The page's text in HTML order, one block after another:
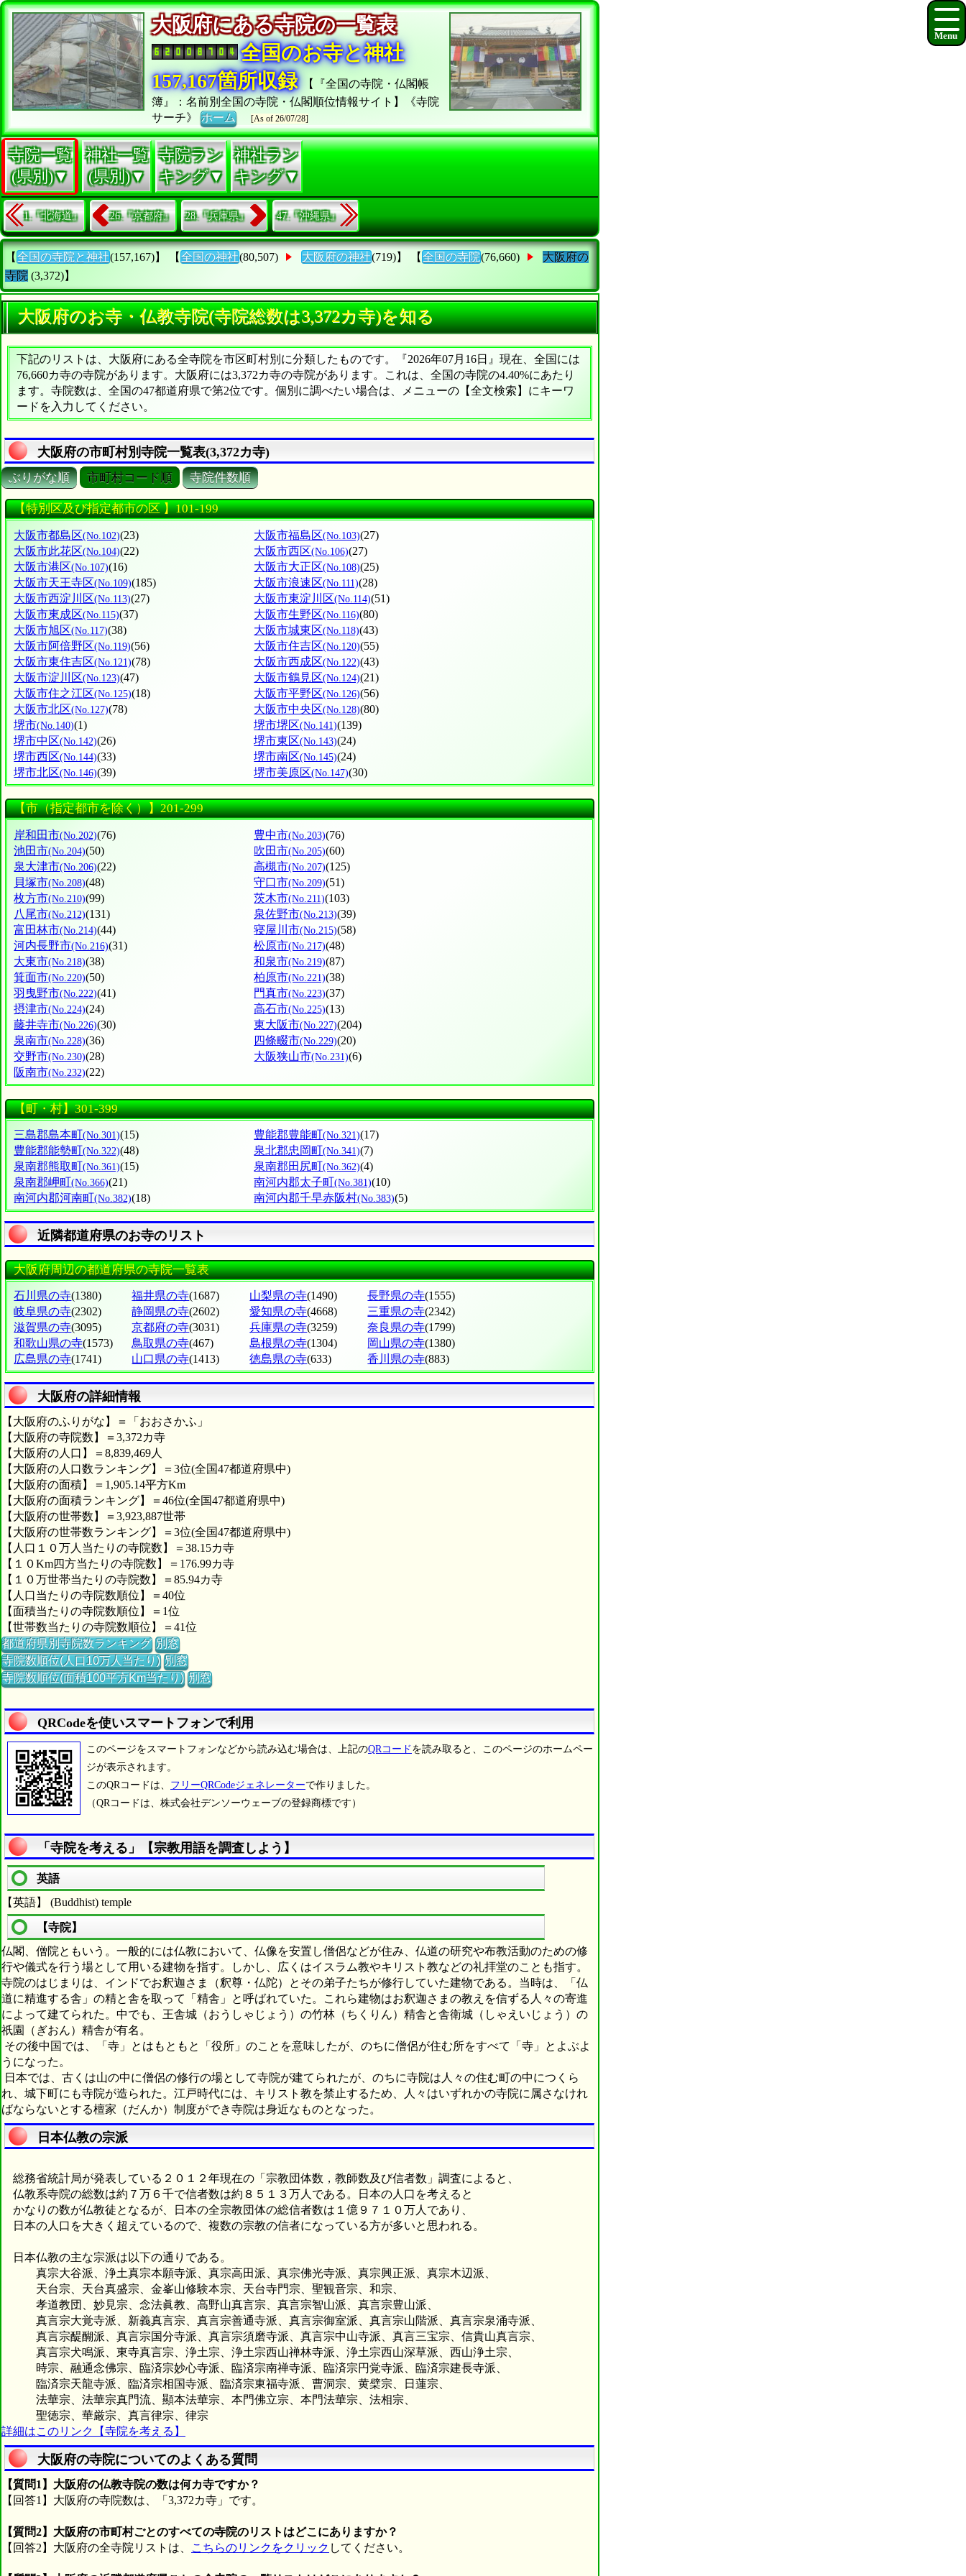
大阪府にある寺院の一覧表
全国のお寺と神社
157,167箇所収録
【『全国の寺院・仏閣帳
簿』：名前別全国の寺院・仏閣順位情報サイト】《寺院
サーチ》ホーム [As of 26/07/28]
寺院一覧
(県別)▼
神社一覧
(県別)▼
寺院ラン
キング▼
神社ラン
キング▼
1.『北海道』 26.『京都府』 28.『兵庫県』 47.『沖縄県』
【 全国の寺院と神社(157,167)】 【 全国の神社(80,507) 大阪府の神社(719)】 【 全国の寺院(76,660)
大阪府の
寺院 (3,372)】
大阪府のお寺・仏教寺院(寺院総数は3,372カ寺)を知る
下記のリストは、大阪府にある全寺院を市区町村別に分類したものです。『2026年07月16日』現在、全国には
76,660カ寺の寺院があります。大阪府には3,372カ寺の寺院があります。これは、全国の寺院の4.40%にあたり
ます。寺院数は、全国の47都道府県で第2位です。個別に調べたい場合は、メニューの【全文検索】にキーワ
ードを入力してください。
大阪府の市町村別寺院一覧表(3,372カ寺)
ぶりがな順 市町村コード順 寺院件数順
【特別区及び指定都市の区 】101-199
大阪市都島区(No.102)(23) 大阪市福島区(No.103)(27)
大阪市此花区(No.104)(22) 大阪市西区(No.106)(27)
大阪市港区(No.107)(16) 大阪市大正区(No.108)(25)
大阪市天王寺区(No.109)(185) 大阪市浪速区(No.111)(28)
大阪市西淀川区(No.113)(27) 大阪市東淀川区(No.114)(51)
大阪市東成区(No.115)(37) 大阪市生野区(No.116)(80)
大阪市旭区(No.117)(38) 大阪市城東区(No.118)(43)
大阪市阿倍野区(No.119)(56) 大阪市住吉区(No.120)(55)
大阪市東住吉区(No.121)(78) 大阪市西成区(No.122)(43)
大阪市淀川区(No.123)(47) 大阪市鶴見区(No.124)(21)
大阪市住之江区(No.125)(18) 大阪市平野区(No.126)(56)
大阪市北区(No.127)(78) 大阪市中央区(No.128)(80)
堺市(No.140)(1) 堺市堺区(No.141)(139)
堺市中区(No.142)(26) 堺市東区(No.143)(24)
堺市西区(No.144)(33) 堺市南区(No.145)(24)
堺市北区(No.146)(39) 堺市美原区(No.147)(30)
【市（指定都市を除く）】201-299
岸和田市(No.202)(76) 豊中市(No.203)(76)
池田市(No.204)(50) 吹田市(No.205)(60)
泉大津市(No.206)(22) 高槻市(No.207)(125)
貝塚市(No.208)(48) 守口市(No.209)(51)
枚方市(No.210)(99) 茨木市(No.211)(103)
八尾市(No.212)(131) 泉佐野市(No.213)(39)
富田林市(No.214)(44) 寝屋川市(No.215)(58)
河内長野市(No.216)(31) 松原市(No.217)(48)
大東市(No.218)(38) 和泉市(No.219)(87)
箕面市(No.220)(50) 柏原市(No.221)(38)
羽曳野市(No.222)(41) 門真市(No.223)(37)
摂津市(No.224)(24) 高石市(No.225)(13)
藤井寺市(No.226)(30) 東大阪市(No.227)(204)
泉南市(No.228)(36) 四條畷市(No.229)(20)
交野市(No.230)(28) 大阪狭山市(No.231)(6)
阪南市(No.232)(22)
【町・村】301-399
三島郡島本町(No.301)(15) 豊能郡豊能町(No.321)(17)
豊能郡能勢町(No.322)(48) 泉北郡忠岡町(No.341)(7)
泉南郡熊取町(No.361)(15) 泉南郡田尻町(No.362)(4)
泉南郡岬町(No.366)(21) 南河内郡太子町(No.381)(10)
南河内郡河南町(No.382)(18) 南河内郡千早赤阪村(No.383)(5)
近隣都道府県のお寺のリスト
大阪府周辺の都道府県の寺院一覧表
石川県の寺(1380) 福井県の寺(1687) 山梨県の寺(1490) 長野県の寺(1555)
岐阜県の寺(2302) 静岡県の寺(2602) 愛知県の寺(4668) 三重県の寺(2342)
滋賀県の寺(3095) 京都府の寺(3031) 兵庫県の寺(3259) 奈良県の寺(1799)
和歌山県の寺(1573) 鳥取県の寺(467) 島根県の寺(1304) 岡山県の寺(1380)
広島県の寺(1741) 山口県の寺(1413) 徳島県の寺(633) 香川県の寺(883)
大阪府の詳細情報
【大阪府のふりがな】＝「おおさかふ」
【大阪府の寺院数】＝3,372カ寺
【大阪府の人口】＝8,839,469人
【大阪府の人口数ランキング】＝3位(全国47都道府県中)
【大阪府の面積】＝1,905.14平方Km
【大阪府の面積ランキング】＝46位(全国47都道府県中)
【大阪府の世帯数】＝3,923,887世帯
【大阪府の世帯数ランキング】＝3位(全国47都道府県中)
【人口１０万人当たりの寺院数】＝38.15カ寺
【１０Km四方当たりの寺院数】＝176.99カ寺
【１０万世帯当たりの寺院数】＝85.94カ寺
【人口当たりの寺院数順位】＝40位
【面積当たりの寺院数順位】＝1位
【世帯数当たりの寺院数順位】＝41位
都道府県別寺院数ランキング 別窓
寺院数順位(人口10万人当たり) 別窓
寺院数順位(面積100平方Km当たり) 別窓
QRCodeを使いスマートフォンで利用
このページをスマートフォンなどから読み込む場合は、上記のQRコード を読み取ると、このページのホームペー
ジが表示されます。
このQRコードは、 フリーQRCodeジェネレーターで作りました。
（QRコードは、株式会社デンソーウェーブの登録商標です）
「寺院を考える」【宗教用語を調査しよう】
英語
【英語】 (Buddhist) temple
【寺院】
仏閣、僧院ともいう。一般的には仏教において、仏像を安置し僧侶などが住み、仏道の研究や布教活動のための修
行や儀式を行う場として用いる建物を指す。しかし、広くはイスラム教やキリスト教などの礼拝堂のことも指す。
寺院のはじまりは、インドでお釈迦さま（釈尊・仏陀）とその弟子たちが修行していた建物である。当時は、「仏
道に精進する舎」の精と舎を取って「精舎」と呼ばれていた。これら建物はお釈迦さまの教えを信ずる人々の寄進
によって建てられた。中でも、王舎城（おうしゃじょう）の竹林（ちくりん）精舎と舎衛城（しゃえいじょう）の
祇園（ぎおん）精舎が有名。
その後中国では、「寺」とはもともと「役所」のことを意味したが、のちに僧侶が住む所をすべて「寺」とよぶよ
うになった。
日本では、古くは山の中に僧侶の修行の場として寺院が建てられたが、のちに寺院は人々の住む町の中につくら
れ、城下町にも寺院が造られた。江戸時代には、キリスト教を禁止するため、人々はいずれかの寺院に属さなけれ
ばならないとする檀家（だんか）制度ができ寺院は身近なものとなった。
日本仏教の宗派
総務省統計局が発表している２０１２年現在の「宗教団体数，教師数及び信者数」調査によると、
仏教系寺院の総数は約７万６千で信者数は約８５１３万人である。日本の人口を考えると
かなりの数が仏教徒となるが、日本の全宗教団体の総信者数は１億９７１０万人であり、
日本の人口を大きく超えているので、複数の宗教の信者になっている方が多いと思われる。
日本仏教の主な宗派は以下の通りである。
真宗大谷派、浄土真宗本願寺派、真宗高田派、真宗佛光寺派、真宗興正派、真宗木辺派、
天台宗、天台真盛宗、金峯山修験本宗、天台寺門宗、聖観音宗、和宗、
孝道教団、妙見宗、念法眞教、高野山真言宗、真言宗智山派、真言宗豊山派、
真言宗大覚寺派、新義真言宗、真言宗善通寺派、真言宗御室派、真言宗山階派、真言宗泉涌寺派、
真言宗醍醐派、真言宗国分寺派、真言宗須磨寺派、真言宗中山寺派、真言三宝宗、信貴山真言宗、
真言宗犬鳴派、東寺真言宗、浄土宗、浄土宗西山禅林寺派、浄土宗西山深草派、西山浄土宗、
時宗、融通念佛宗、臨済宗妙心寺派、臨済宗南禅寺派、臨済宗円覚寺派、臨済宗建長寺派、
臨済宗天龍寺派、臨済宗相国寺派、臨済宗東福寺派、曹洞宗、黄檗宗、日蓮宗、
法華宗、法華宗真門流、顯本法華宗、本門佛立宗、本門法華宗、法相宗、
聖徳宗、華厳宗、真言律宗、律宗
詳細はこのリンク【寺院を考える】
大阪府の寺院についてのよくある質問
【質問1】大阪府の仏教寺院の数は何カ寺ですか？
【回答1】大阪府の寺院数は、「3,372カ寺」です。
【質問2】大阪府の市町村ごとのすべての寺院のリストはどこにありますか？
【回答2】大阪府の全寺院リストは、
こちらのリンクをクリック してください。